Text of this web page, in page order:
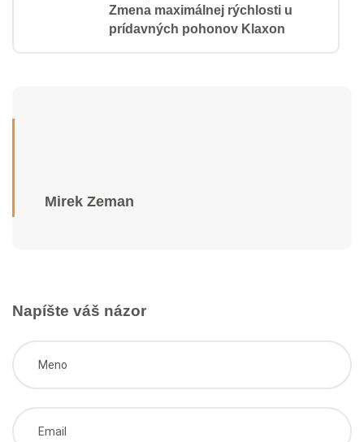
Zmena maximálnej rýchlosti u
prídavných pohonov Klaxon
Mirek Zeman
Napíšte váš názor